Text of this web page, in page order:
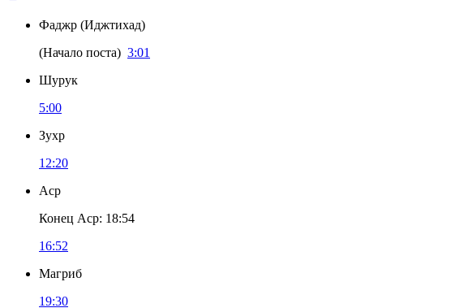
Фаджр (Иджтихад)
(Начало поста) 3:01
Шурук
5:00
Зухр
12:20
Аср
Конец Аср: 18:54
16:52
Магриб
19:30